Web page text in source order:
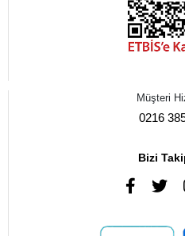
Müşteri
0216
Bizi